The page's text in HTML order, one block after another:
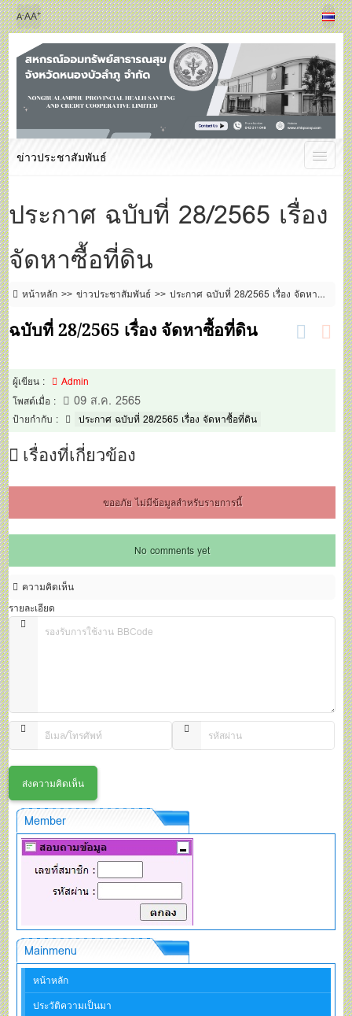
A-AA+
ข่าวประชาสัมพันธ์
ประกาศ ฉบับที่ 28/2565 เรื่อง
จัดหาซื้อที่ดิน
หน้าหลัก ข่าวประชาสัมพันธ์
ประกาศ ฉบับที่ 28/2565 เรื่อง จัดหาซื้อ
ฉบับที่ 28/2565 เรื่อง จัดหาซื้อที่ดิน
ผู้เขียน :
Admin
โพสต์เมื่อ :
09 ส.ค. 2565
ป้ายกำกับ : ประกาศ ฉบับที่ 28/2565 เรื่อง จัดหาซื้อที่ดิน
เรื่องที่เกี่ยวข้อง
ขออภัย ไม่มีข้อมูลสำหรับรายการนี้
No comments yet
ความคิดเห็น
รายละเอียด
Member
Mainmenu
หน้าหลัก
ประวัติความเป็นมา